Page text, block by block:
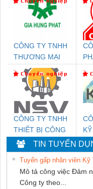
CÔNG TY TNHH
THƯƠNG MẠI
DỊCH VỤ KỸ
THUẬT ĐIỆN CƠ
GIA HƯNG PHÁT
CÔNG TY TNHH
THIẾT BỊ CÔNG
NGHIỆP NIHON
SETSUBI VIỆT
NAM
TIN TUYỂN
Tuyển gấp nhân viên
Mô tả công việc Đảm
Công ty theo...